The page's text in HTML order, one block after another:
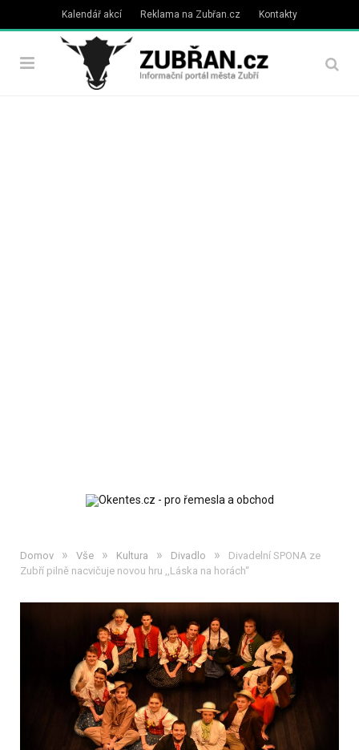
Kalendář akcí Reklama na Zubřan.cz Kontakty
Domov » Vše » Kultura » Divadlo »
Divadelní SPONA ze
Zubří pilně nacvičuje novou hru ,,Láska na horách“